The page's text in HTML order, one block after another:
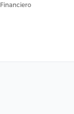
Financiero